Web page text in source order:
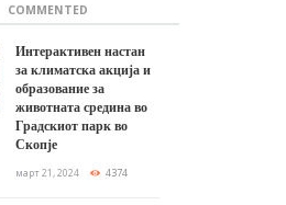
COMMENTED
Интерактивен настан
за климатска акција и
образование за
животната средина во
Градскиот парк во
Скопје
март 21, 2024 4374